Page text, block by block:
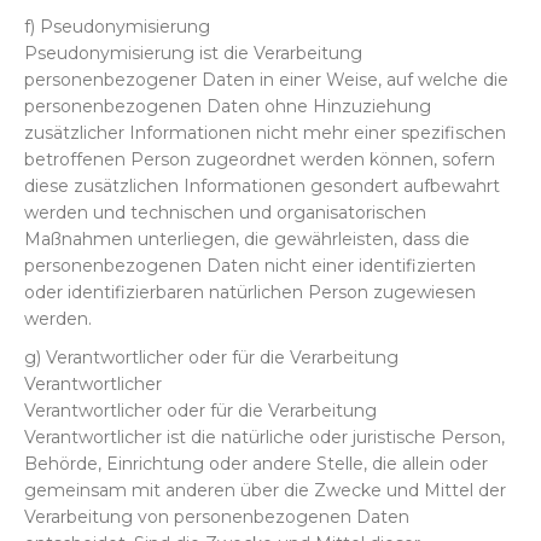
f) Pseudonymisierung
Pseudonymisierung ist die Verarbeitung
personenbezogener Daten in einer Weise, auf welche die
personenbezogenen Daten ohne Hinzuziehung
zusätzlicher Informationen nicht mehr einer spezifischen
betroffenen Person zugeordnet werden können, sofern
diese zusätzlichen Informationen gesondert aufbewahrt
werden und technischen und organisatorischen
Maßnahmen unterliegen, die gewährleisten, dass die
personenbezogenen Daten nicht einer identifizierten
oder identifizierbaren natürlichen Person zugewiesen
werden.
g) Verantwortlicher oder für die Verarbeitung
Verantwortlicher
Verantwortlicher oder für die Verarbeitung
Verantwortlicher ist die natürliche oder juristische Person,
Behörde, Einrichtung oder andere Stelle, die allein oder
gemeinsam mit anderen über die Zwecke und Mittel der
Verarbeitung von personenbezogenen Daten